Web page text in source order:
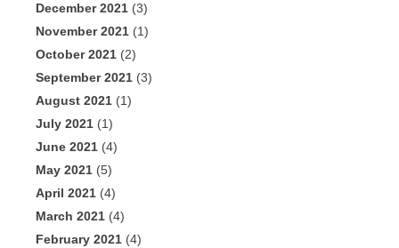
December 2021 (3)
November 2021 (1)
October 2021 (2)
September 2021 (3)
August 2021 (1)
July 2021 (1)
June 2021 (4)
May 2021 (5)
April 2021 (4)
March 2021 (4)
February 2021 (4)